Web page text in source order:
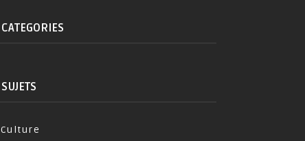
CATEGORIES
SUJETS
Culture